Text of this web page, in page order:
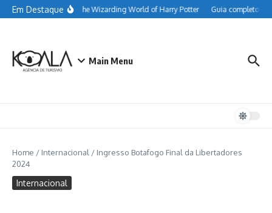
Ir para o conteúdo
Em Destaque
as comidas do The Wizarding World of Harry Potter Guia completo do
Main Menu
Home / Internacional / Ingresso Botafogo Final da Libertadores
2024
Internacional